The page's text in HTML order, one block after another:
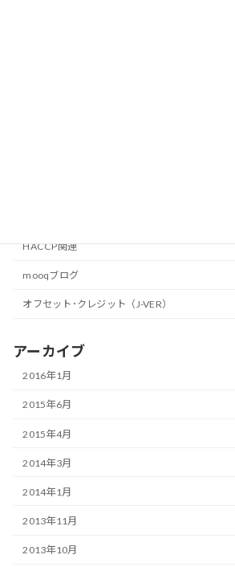
HACCP関連
mooqブログ
オフセット･クレジット（J-VER）
アーカイブ
2016年1月
2015年6月
2015年4月
2014年3月
2014年1月
2013年11月
2013年10月